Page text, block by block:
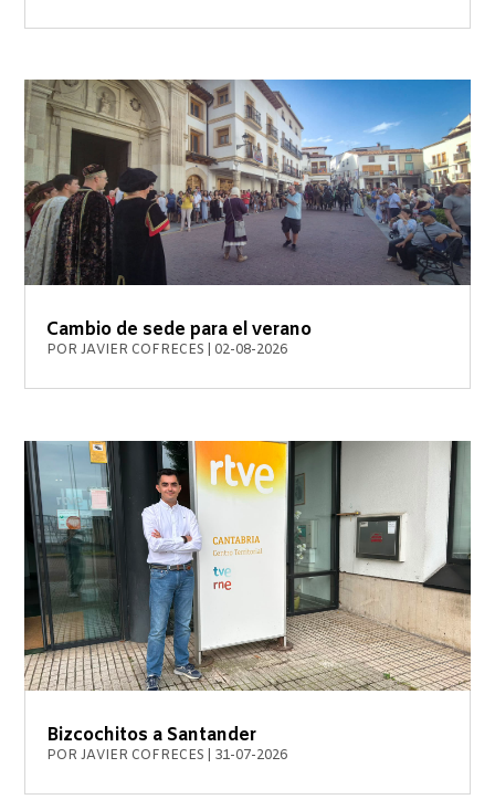
Cambio de sede para el verano
PORJAVIER COFRECES 02-08-2026
Bizcochitos a Santander
PORJAVIER COFRECES 31-07-2026